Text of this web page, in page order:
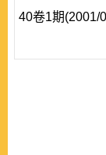
40卷1期(2001/